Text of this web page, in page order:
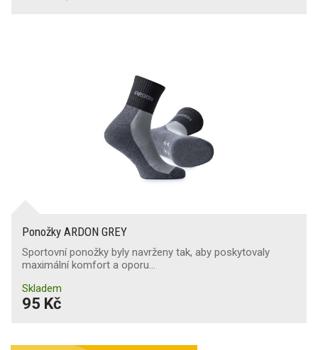
Ponožky ARDON GREY
Sportovní ponožky byly navrženy tak, aby poskytovaly
maximální komfort a oporu…
Skladem
95 Kč